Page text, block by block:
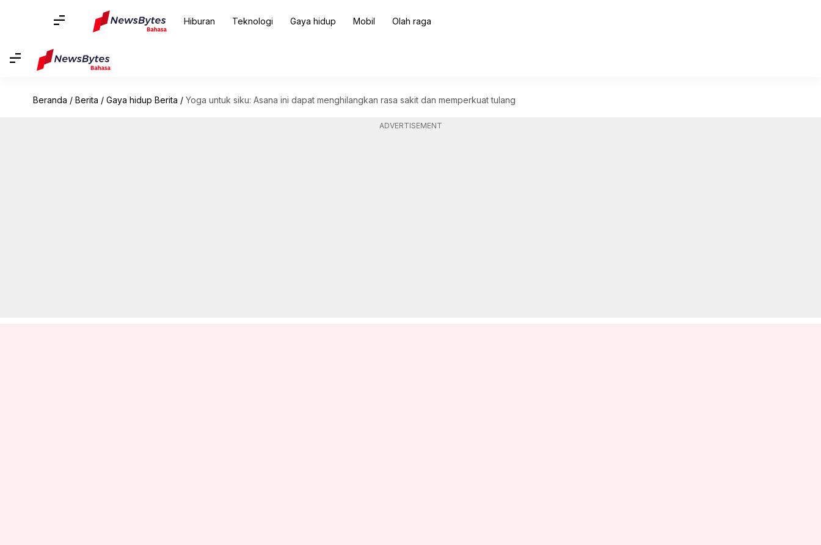
Hiburan Teknologi Gaya hidup Mobil Olah raga
Beranda / Berita / Gaya hidup Berita / Yoga untuk siku: Asana ini dapat menghilangkan rasa sakit dan memperkuat tulang
ADVERTISEMENT